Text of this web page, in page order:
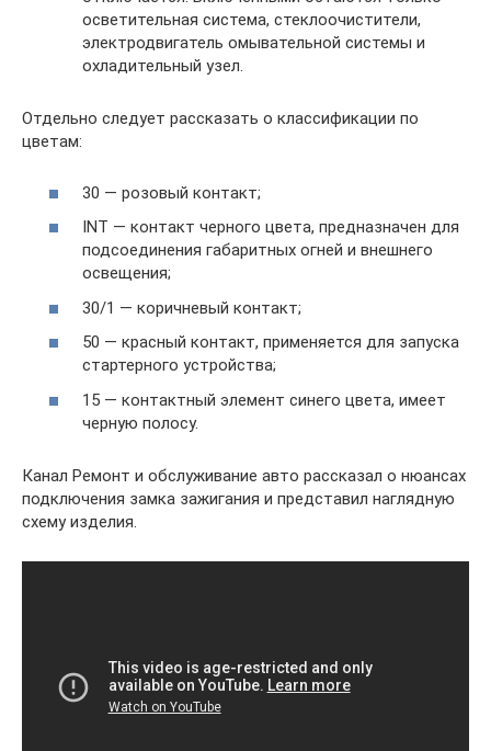
осветительная система, стеклоочистители,
электродвигатель омывательной системы и
охладительный узел.
Отдельно следует рассказать о классификации по
цветам:
30 — розовый контакт;
INT — контакт черного цвета, предназначен для
подсоединения габаритных огней и внешнего
освещения;
30/1 — коричневый контакт;
50 — красный контакт, применяется для запуска
стартерного устройства;
15 — контактный элемент синего цвета, имеет
черную полосу.
Канал Ремонт и обслуживание авто рассказал о нюансах
подключения замка зажигания и представил наглядную
схему изделия.